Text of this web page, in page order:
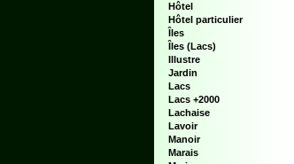
Hôtel
Hôtel particulier
Îles
Îles (Lacs)
Illustre
Jardin
Lacs
Lacs +2000
Lachaise
Lavoir
Manoir
Marais